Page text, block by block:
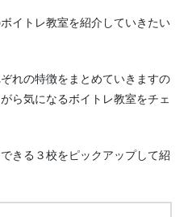
イトレ教室を紹介していきたい
れの特徴をまとめていきますの
ら気になるボイトレ教室をチェ
きる３校をピックアップして紹